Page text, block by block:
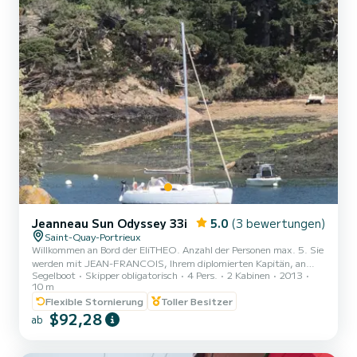
Jeanneau Sun Odyssey 33i 5.0 (3 bewertungen)
Saint-Quay-Portrieux
Willkommen an Bord der EliTHEO. Anzahl der Personen max. 5. Sie
werden mit JEAN-FRANCOIS, Ihrem diplomierten Kapitän, an
Bord gehen, der Ihr Coach für eine Entdeckungskreuzfahrt sein
wird. Setzen Sie die Segel für einen einzigartigen und
unvergesslichen Tag auf See, Ihr Abenteuer in der Bucht von Saint
Brieuc! Kommen Sie segeln lernen und entdecken Sie die Bucht von
Saint Brieuc. Ausflug: Ab 140 Euro Entdeckungstour zum Segeln.
Segelboot Skipper obligatorisch 4 Pers. 2 Kabinen
2013
10 m
Flexible Stornierung
Toller Besitzer
ab $92,28